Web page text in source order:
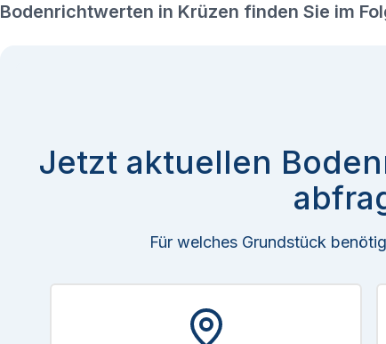
Bodenrichtwerten in Krüzen finden Sie im
Jetzt aktuellen
Für welches Grundstück